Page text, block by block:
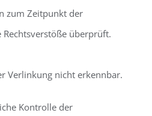
zum Zeitpunkt der
überprüft.
Verlinkung nicht erkennbar.
Kontrolle der